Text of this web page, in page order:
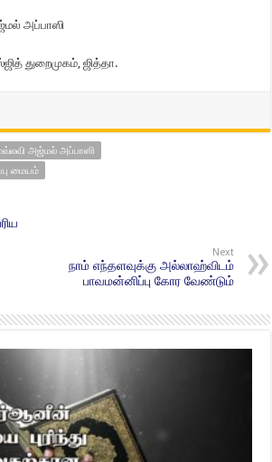
அப்பாஸி
துறைமுகம், ஜித்தா.
அஜ்மல் அப்பாஸி
மையம்
Next
நாம் எந்தளவுக்கு அல்லாஹ்விடம்
பாவமன்னிப்பு கோர வேண்டும்